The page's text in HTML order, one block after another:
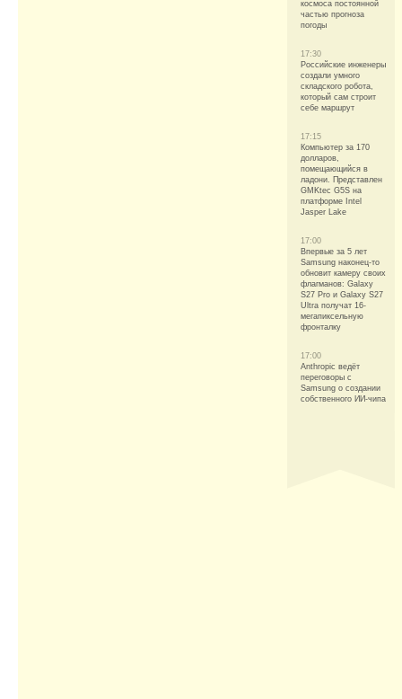
космоса постоянной
частью прогноза
погоды
17:30
Российские инженеры
создали умного
складского робота,
который сам строит
себе маршрут
17:15
Компьютер за 170
долларов,
помещающийся в
ладони. Представлен
GMKtec G5S на
платформе Intel
Jasper Lake
17:00
Впервые за 5 лет
Samsung наконец-то
обновит камеру своих
флагманов: Galaxy
S27 Pro и Galaxy S27
Ultra получат 16-
мегапиксельную
фронталку
17:00
Anthropic ведёт
переговоры с
Samsung о создании
собственного ИИ-чипа